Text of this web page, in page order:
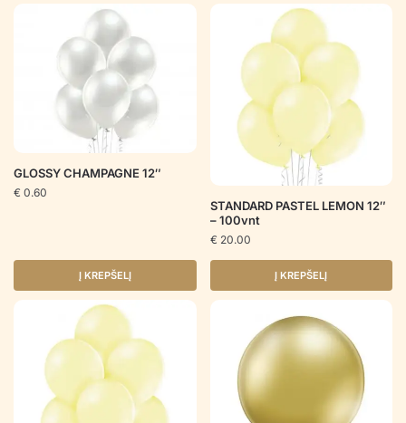
GLOSSY CHAMPAGNE 12″
€ 0.60
Į KREPŠELĮ
STANDARD PASTEL LEMON 12″
– 100vnt
€ 20.00
Į KREPŠELĮ